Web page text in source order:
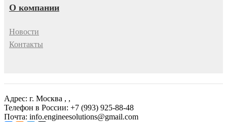
О компании
Новости
Контакты
Адрес: г. Москва , ,
Телефон в России: +7 (993) 925-88-48
Почта: info.engineesolutions@gmail.com